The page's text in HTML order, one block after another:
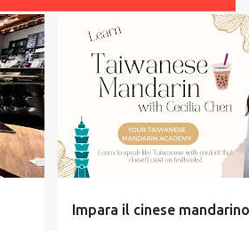
+12
Impara il cinese
ASCOLTARE